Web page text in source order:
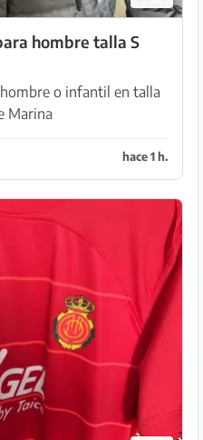
hombre talla S
o infantil en talla
Marina
hace 1 h.